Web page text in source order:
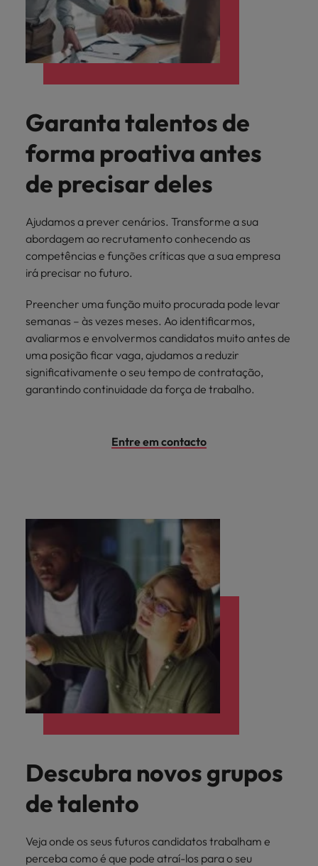
Garanta talentos de
forma proativa antes
de precisar deles
Ajudamos a prever cenários. Transforme a sua
abordagem ao recrutamento conhecendo as
competências e funções críticas que a sua empresa
irá precisar no futuro.
Preencher uma função muito procurada pode levar
semanas – às vezes meses. Ao identificarmos,
avaliarmos e envolvermos candidatos muito antes de
uma posição ficar vaga, ajudamos a reduzir
significativamente o seu tempo de contratação,
garantindo continuidade da força de trabalho.
Entre em contacto
Descubra novos grupos
de talento
Veja onde os seus futuros candidatos trabalham e
perceba como é que pode atraí-los para o seu